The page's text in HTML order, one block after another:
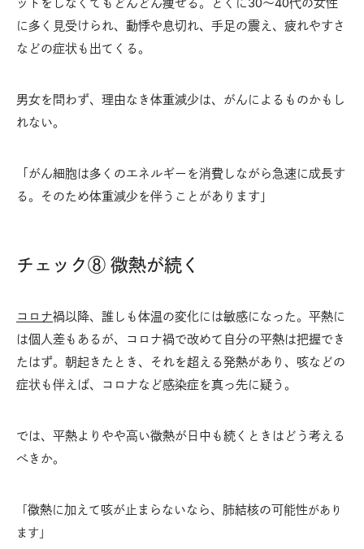
に多く見受けられ、動悸や息切れ、手足の震え、疲れやすさ
などの症状も出てくる。
男女を問わず、理由なき体重減少は、がんによるものかもし
れない。
「がん細胞は多くのエネルギーを消費しながら急速に成長す
る。そのため体重減少を伴うことがあります」
チェック⑧ 微熱が続く
コロナ禍以降、誰しも体温の変化には敏感になった。平熱に
は個人差もあるが、コロナ禍で改めて自分の平熱は把握でき
たはず。朝起きたとき、それを超える発熱があり、咳などの
症状も伴えば、コロナなど感染症を真っ先に疑う。
では、平熱よりやや高い微熱が日中も続くときはどう考える
べきか。
「微熱に加えて咳が止まらないなら、肺結核の可能性があり
ます」